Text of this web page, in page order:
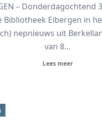
– Donderdagochtend
Bibliotheek Eibergen in
nepnieuws uit
van 8...
Lees meer